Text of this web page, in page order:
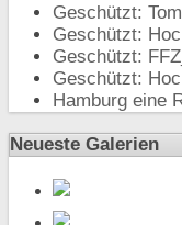
Geschützt:
Geschützt:
Geschützt:
Geschützt:
Hamburg eine
Neueste Galerien